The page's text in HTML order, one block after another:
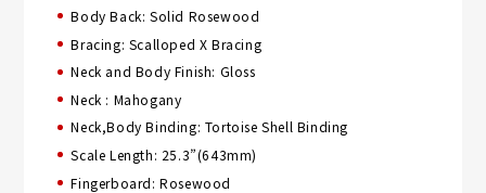
Body Back: Solid Rosewood
Bracing: Scalloped X Bracing
Neck and Body Finish: Gloss
Neck : Mahogany
Neck,Body Binding: Tortoise Shell Binding
Scale Length: 25.3”(643mm)
Fingerboard: Rosewood